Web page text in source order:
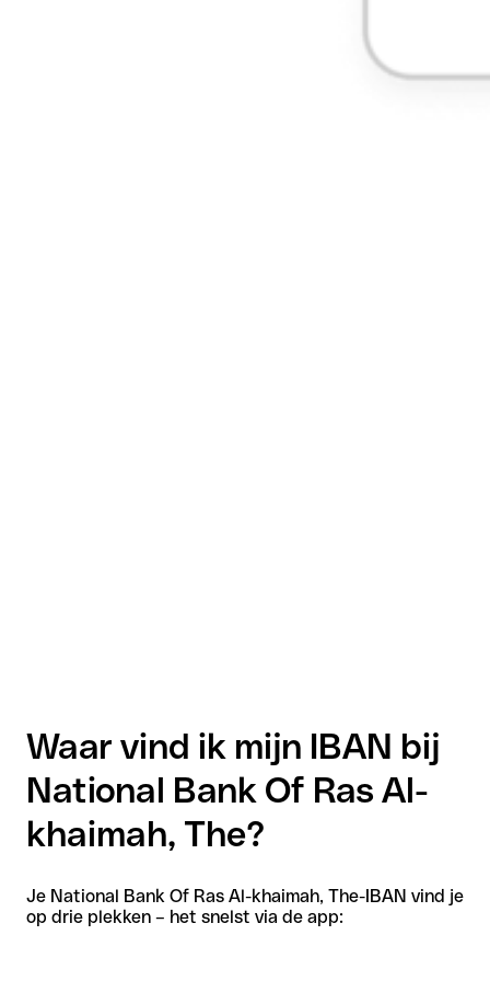
Waar vind ik mijn IBAN bij
National Bank Of Ras Al-
khaimah, The?
Je National Bank Of Ras Al-khaimah, The-IBAN vind je
op drie plekken – het snelst via de app: